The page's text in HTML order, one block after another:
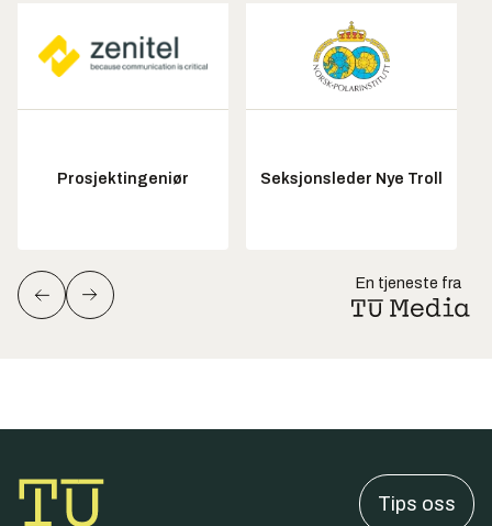
Prosjektingeniør Seksjonsleder Nye Troll
En tjeneste fra
Tips oss